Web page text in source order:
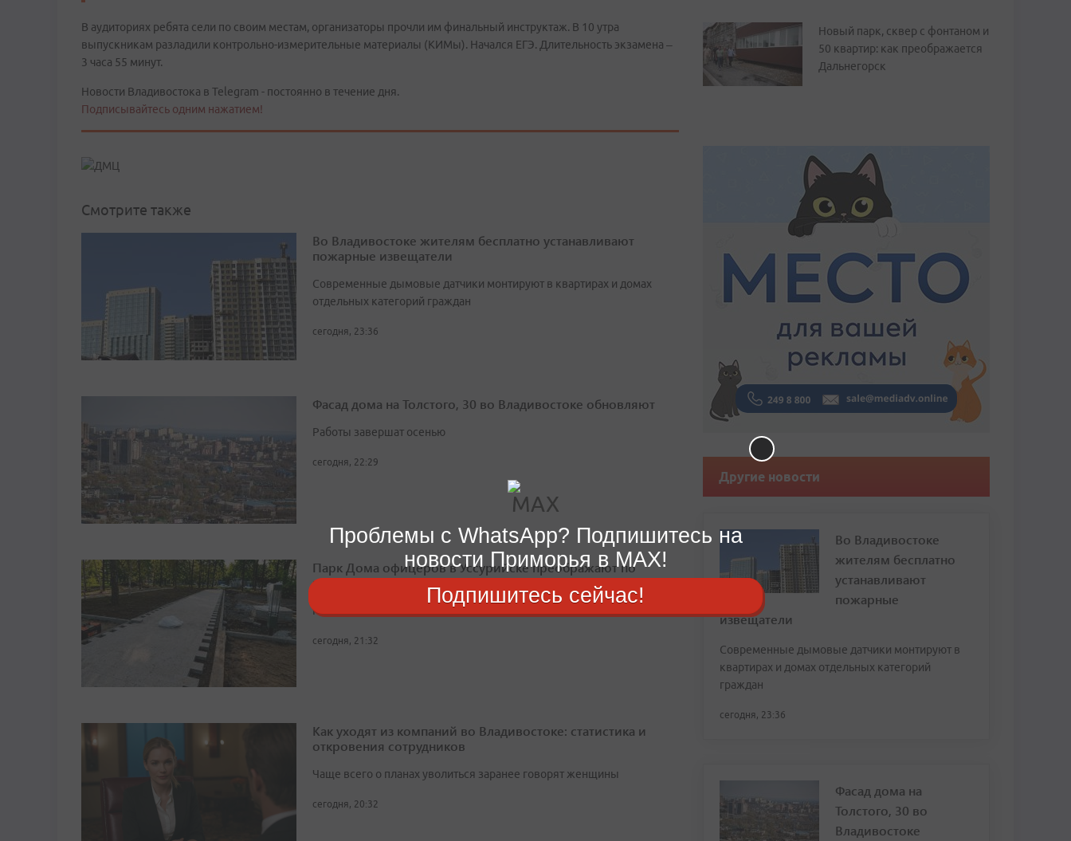
В аудиториях ребята сели по своим местам, организаторы прочли им финальный инструктаж. В 10 утра
выпускникам разладили контрольно-измерительные материалы (КИМы). Начался ЕГЭ. Длительность экзамена –
3 часа 55 минут.
Новости Владивостока в Telegram - постоянно в течение дня.
Подписывайтесь одним нажатием!
Смотрите также
Во Владивостоке жителям бесплатно устанавливают
пожарные извещатели
Современные дымовые датчики монтируют в квартирах и домах
отдельных категорий граждан
сегодня, 23:36
Фасад дома на Толстого, 30 во Владивостоке обновляют
Работы завершат осенью
сегодня, 22:29
Парк Дома офицеров в Уссурийске преображают по
нацпроекту
Первый этап работ планируют завершить к осени
сегодня, 21:32
Как уходят из компаний во Владивостоке: статистика и
откровения сотрудников
Чаще всего о планах уволиться заранее говорят женщины
сегодня, 20:32
Новый парк, сквер с фонтаном и
50 квартир: как преображается
Дальнегорск
Другие новости
Во Владивостоке
жителям бесплатно
устанавливают
пожарные
извещатели
Современные дымовые датчики монтируют в
квартирах и домах отдельных категорий
граждан
сегодня, 23:36
Фасад дома на
Толстого, 30 во
Владивостоке
Проблемы с WhatsApp? Подпишитесь на
новости Приморья в MAX!
Подпишитесь сейчас!